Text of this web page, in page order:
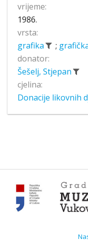
vrijeme:
1986.
vrsta:
grafika
;
donator:
Šešelj, Stjepan
cjelina:
Donacije likovnih